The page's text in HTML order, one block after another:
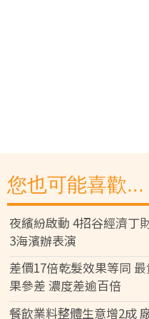
您也可能喜歡...
夜繽紛啟動 4招谷經濟丁
3海濱辦表演
差價17倍乾髮效果等同
果參差 濃度差逾百倍
餐飲業料整體生意增2成